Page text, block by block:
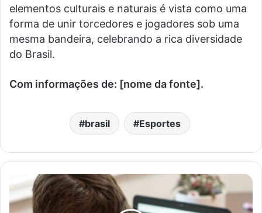
elementos culturais e naturais é vista como uma
forma de unir torcedores e jogadores sob uma
mesma bandeira, celebrando a rica diversidade
do Brasil.
Com informações de: [nome da fonte].
brasil Esportes